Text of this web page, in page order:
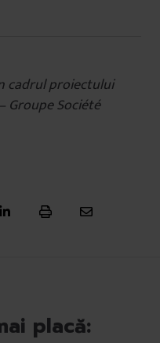
cadrul proiectului
Groupe Société
placă: